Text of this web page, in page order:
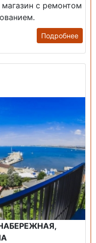
с ремонтом
Подробнее